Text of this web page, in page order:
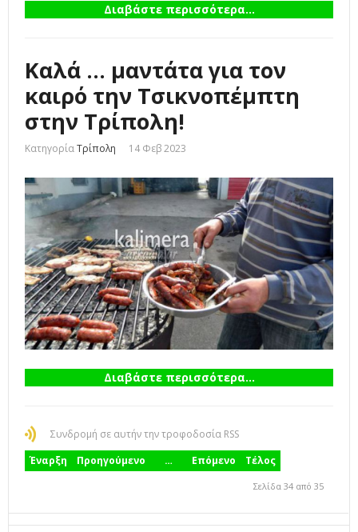
Διαβάστε περισσότερα...
Καλά ... μαντάτα για τον
καιρό την Τσικνοπέμπτη
στην Τρίπολη!
ΚατηγορίαΤρίπολη 14 Φεβ 2023
Διαβάστε περισσότερα...
Συνδρομή σε αυτήν την τροφοδοσία RSS
Έναρξη
Προηγούμενο … Επόμενο Τέλος
Σελίδα 34 από 35